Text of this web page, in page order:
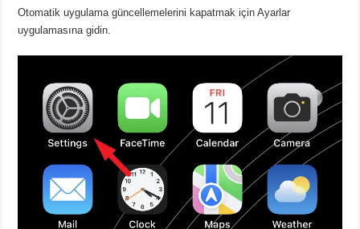
Otomatik uygulama güncellemelerini kapatmak için Ayarlar
uygulamasına gidin.